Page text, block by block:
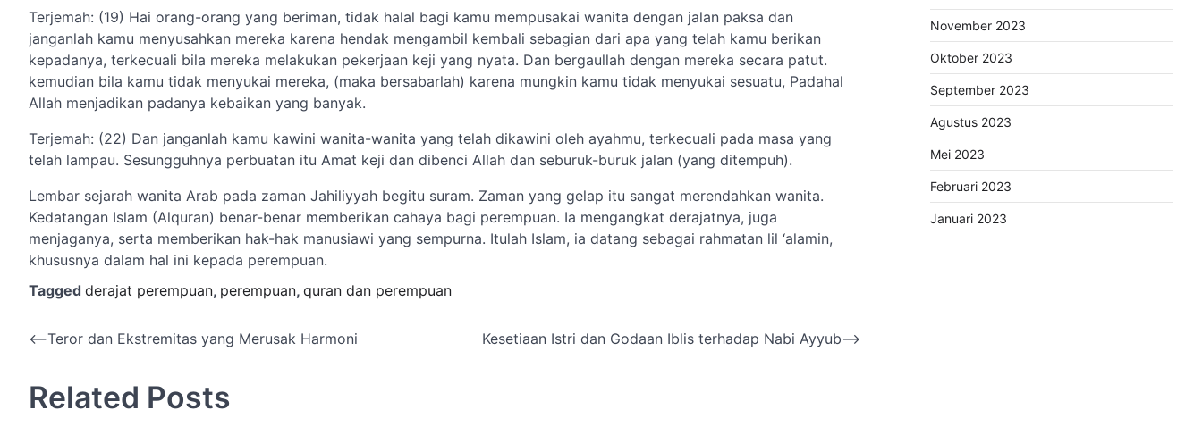
Terjemah: (19) Hai orang-orang yang beriman, tidak halal bagi kamu mempusakai wanita dengan jalan paksa dan
janganlah kamu menyusahkan mereka karena hendak mengambil kembali sebagian dari apa yang telah kamu berikan
kepadanya, terkecuali bila mereka melakukan pekerjaan keji yang nyata. Dan bergaullah dengan mereka secara patut.
kemudian bila kamu tidak menyukai mereka, (maka bersabarlah) karena mungkin kamu tidak menyukai sesuatu, Padahal
Allah menjadikan padanya kebaikan yang banyak.
Terjemah: (22) Dan janganlah kamu kawini wanita-wanita yang telah dikawini oleh ayahmu, terkecuali pada masa yang
telah lampau. Sesungguhnya perbuatan itu Amat keji dan dibenci Allah dan seburuk-buruk jalan (yang ditempuh).
Lembar sejarah wanita Arab pada zaman Jahiliyyah begitu suram. Zaman yang gelap itu sangat merendahkan wanita.
Kedatangan Islam (Alquran) benar-benar memberikan cahaya bagi perempuan. Ia mengangkat derajatnya, juga
menjaganya, serta memberikan hak-hak manusiawi yang sempurna. Itulah Islam, ia datang sebagai rahmatan lil ‘alamin,
khususnya dalam hal ini kepada perempuan.
Tagged derajat perempuan, perempuan, quran dan perempuan
Navigasi
⟵Teror dan Ekstremitas yang Merusak Harmoni Kesetiaan Istri dan Godaan Iblis terhadap Nabi Ayyub⟶
Related Posts
November 2023
Oktober 2023
September 2023
Agustus 2023
Mei 2023
Februari 2023
Januari 2023